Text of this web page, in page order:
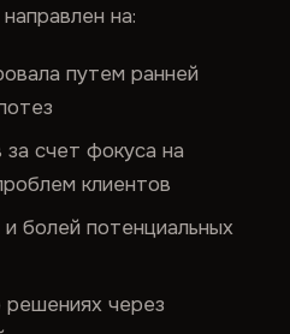
на:
путем ранней
счет фокуса на
клиентов
болей потенциальных
решениях через